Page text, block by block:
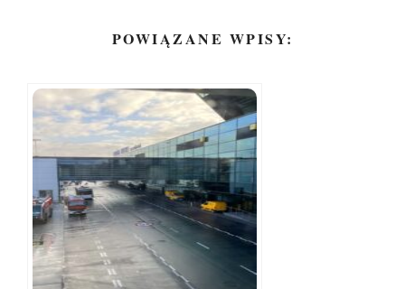
POWIĄZANE WPISY: